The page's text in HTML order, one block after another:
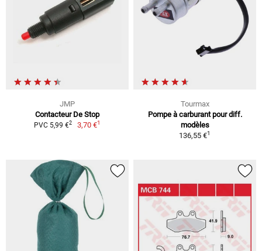
JMP
Contacteur De Stop
PVC 5,99 €2 3,70 €1
Tourmax
Pompe à carburant pour diff.
modèles
136,55 €1